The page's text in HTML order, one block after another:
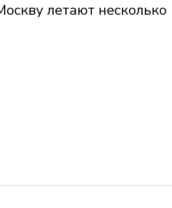
летают несколько